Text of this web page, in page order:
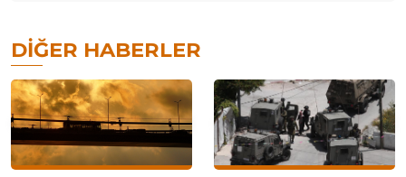
DIĞER HABERLER